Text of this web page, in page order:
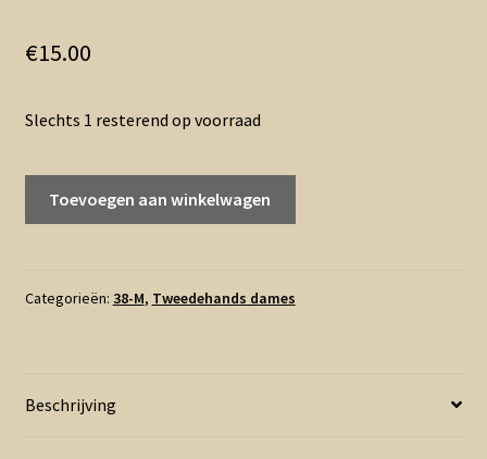
€15.00
Slechts 1 resterend op voorraad
Paris
grijs
Toevoegen aan winkelwagen
Categorieën: 38-M, Tweedehands dames
Beschrijving